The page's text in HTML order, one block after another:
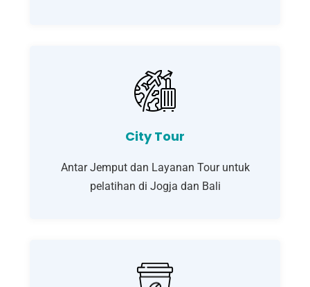
City Tour
Antar Jemput dan Layanan Tour untuk
pelatihan di Jogja dan Bali